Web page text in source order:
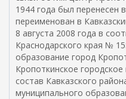
1944 года был перенесен
переименован в
8 августа 2008 года в
Краснодарского края №
образование город
Кропоткинское
состав Кавказского
муниципального